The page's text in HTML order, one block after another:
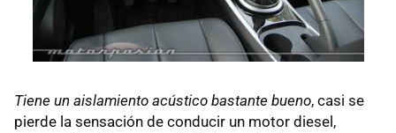
Tiene un aislamiento acústico bastante bueno, casi se
pierde la sensación de conducir un motor diesel,